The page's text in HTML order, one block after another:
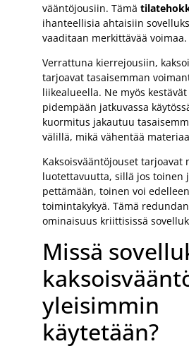
vääntöjousiin. Tämä
ihanteellisia ahtaisiin
vaaditaan merkittävää voimaa.
Verrattuna kierrejousiin,
tarjoavat tasaisemman
liikealueella. Ne myös kestävät
pidempään jatkuvassa
kuormitus jakautuu
välillä, mikä vähentää
Kaksoisvääntöjouset tarjoavat
luotettavuutta, sillä jos toinen
pettämään, toinen voi
toimintakykyä. Tämä
ominaisuus kriittisissä
Missä
yleisimmin
käytetään?